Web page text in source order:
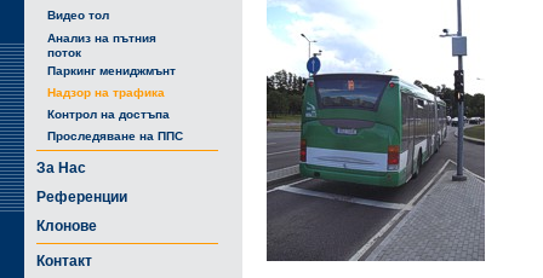
Видео тол
Анализ на пътния
поток
Паркинг мениджмънт
Надзор на трафика
Контрол на достъпа
Проследяване на ППС
За Нас
Референции
Клонове
Контакт